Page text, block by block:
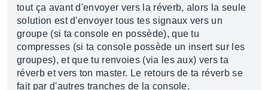
tout ça avant d'envoyer vers la réverb, alors la seule
solution est d'envoyer tous tes signaux vers un
groupe (si ta console en possède), que tu
compresses (si ta console possède un insert sur les
groupes), et que tu renvoies (via les aux) vers ta
réverb et vers ton master. Le retours de ta réverb se
fait par d'autres tranches de la console.